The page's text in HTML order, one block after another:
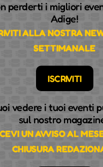
perderti i migliori
Adige!
ALLA NOSTRA
SETTIMANALE
ISCRIVITI
vedere i tuoi eventi
sul nostro
UN AVVISO AL
CHIUSURA